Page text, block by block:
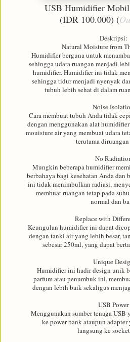
USB Humidifier
(IDR 100.000) (
Deskripsi:
Natural Moisture from
Humidifier berguna untuk
sehingga udara ruangan menjadi
humidifier. Humidifier ini tidak
sehingga tidur menjadi nyenyak
tubuh lebih sehat di dalam
Noise
Cara membuat tubuh Anda tidak
dengan menggunakan alat
mouisture air yang membuat udara
terutama
No
Mungkin beberapa humidifier
berbahaya bagi kesehatan Anda
ini tidak menimbulkan radiasi,
membuat ruangan tetap pada
normal dan
Replace with
Keungulan humidifier ini dapat
dengan tanki air yang lebih besar,
sebesar 250ml, yang dapat
Unique
Humidifier ini hadir design unik
parfum atau penumbuk ini,
dengan lebih baik sekaligus
USB Power
Menggunakan sumber tenaga USB
ke power bank ataupun
langsung ke